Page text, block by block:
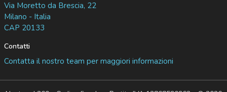
Via Moretto da Brescia, 22
Milano - Italia
CAP 20133
Contatti
Contatta il nostro team per maggiori informazioni